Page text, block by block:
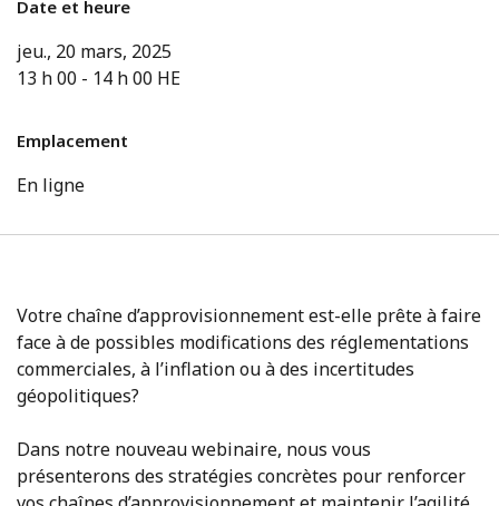
Date et heure
jeu., 20 mars, 2025
13 h 00 - 14 h 00 HE
Emplacement
En ligne
Votre chaîne d’approvisionnement est-elle prête à faire
face à de possibles modifications des réglementations
commerciales, à l’inflation ou à des incertitudes
géopolitiques?
Dans notre nouveau webinaire, nous vous
présenterons des stratégies concrètes pour renforcer